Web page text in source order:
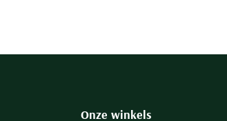
Onze winkels